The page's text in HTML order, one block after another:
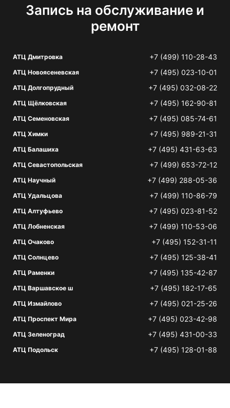
Запись на обслуживание и
ремонт
АТЦ Дмитровка +7 (499) 110-28-43
АТЦ Новоясеневская +7 (495) 023-10-01
АТЦ Долгопрудный +7 (495) 032-08-22
АТЦ Щёлковская +7 (495) 162-90-81
АТЦ Семеновская +7 (495) 085-74-61
АТЦ Химки +7 (495) 989-21-31
АТЦ Балашиха +7 (495) 431-63-63
АТЦ Севастопольская +7 (499) 653-72-12
АТЦ Научный +7 (499) 288-05-36
АТЦ Удальцова +7 (499) 110-86-79
АТЦ Алтуфьево +7 (495) 023-81-52
АТЦ Лобненская +7 (499) 110-53-06
АТЦ Очаково +7 (495) 152-31-11
АТЦ Солнцево +7 (495) 125-38-41
АТЦ Раменки +7 (495) 135-42-87
АТЦ Варшавское ш +7 (495) 182-17-65
АТЦ Измайлово +7 (495) 021-25-26
АТЦ Проспект Мира +7 (495) 023-42-98
АТЦ Зеленоград +7 (495) 431-00-33
АТЦ Подольск +7 (495) 128-01-88